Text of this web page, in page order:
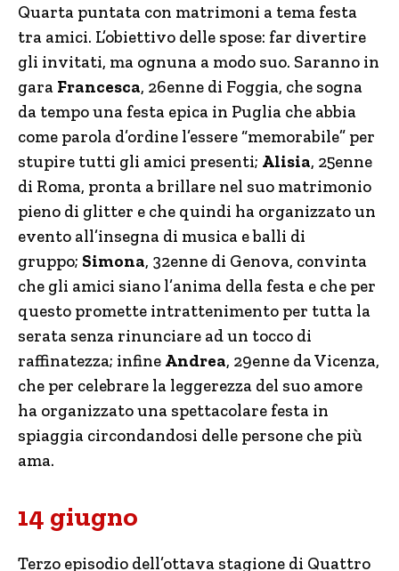
Quarta puntata con matrimoni a tema festa
tra amici. L’obiettivo delle spose: far divertire
gli invitati, ma ognuna a modo suo. Saranno in
gara Francesca, 26enne di Foggia, che sogna
da tempo una festa epica in Puglia che abbia
come parola d’ordine l’essere “memorabile” per
stupire tutti gli amici presenti; Alisia, 25enne
di Roma, pronta a brillare nel suo matrimonio
pieno di glitter e che quindi ha organizzato un
evento all’insegna di musica e balli di
gruppo; Simona, 32enne di Genova, convinta
che gli amici siano l’anima della festa e che per
questo promette intrattenimento per tutta la
serata senza rinunciare ad un tocco di
raffinatezza; infine Andrea, 29enne da Vicenza,
che per celebrare la leggerezza del suo amore
ha organizzato una spettacolare festa in
spiaggia circondandosi delle persone che più
ama.
14 giugno
Terzo episodio dell’ottava stagione di Quattro